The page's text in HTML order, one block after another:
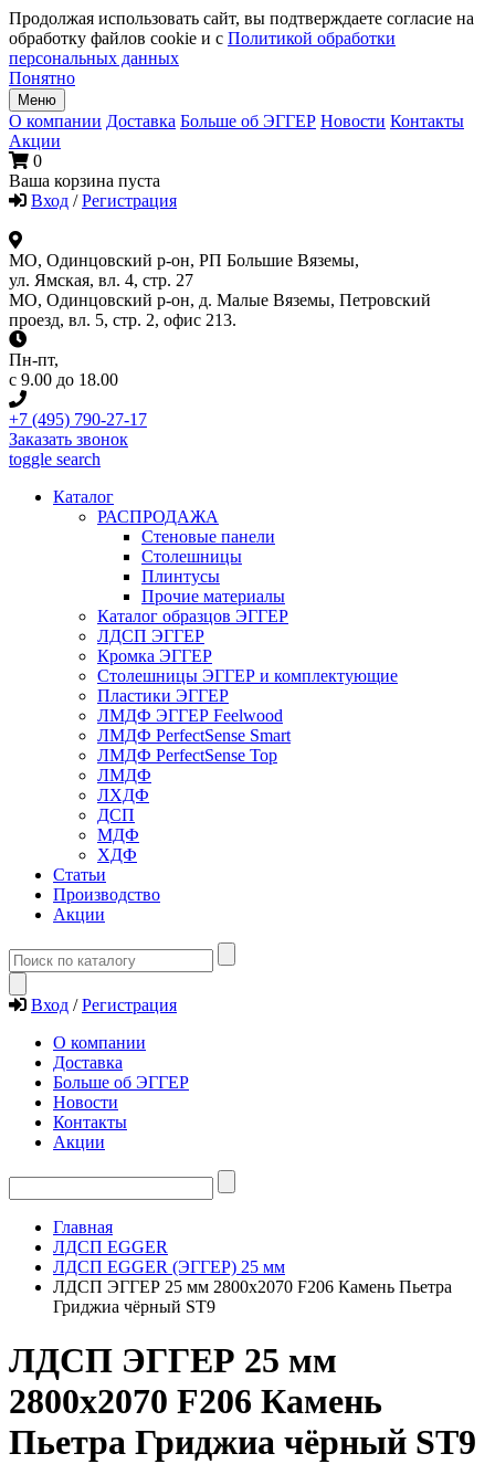
Продолжая использовать сайт, вы подтверждаете согласие на
обработку файлов cookie и с Политикой обработки
персональных данных
Понятно
Меню
О компании Доставка Больше об ЭГГЕР Новости Контакты
Акции
0
Ваша корзина пуста
Вход / Регистрация
МО, Одинцовский р-он, РП Большие Вяземы,
ул. Ямская, вл. 4, стр. 27
МО, Одинцовский р-он, д. Малые Вяземы, Петровский
проезд, вл. 5, стр. 2, офис 213.
Пн-пт,
с 9.00 до 18.00
+7 (495) 790-27-17
Заказать звонок
toggle search
Каталог
РАСПРОДАЖА
Стеновые панели
Столешницы
Плинтусы
Прочие материалы
Каталог образцов ЭГГЕР
ЛДСП ЭГГЕР
Кромка ЭГГЕР
Столешницы ЭГГЕР и комплектующие
Пластики ЭГГЕР
ЛМДФ ЭГГЕР Feelwood
ЛМДФ PerfectSense Smart
ЛМДФ PerfectSense Top
ЛМДФ
ЛХДФ
ДСП
МДФ
ХДФ
Статьи
Производство
Акции
Вход / Регистрация
О компании
Доставка
Больше об ЭГГЕР
Новости
Контакты
Акции
Главная
ЛДСП EGGER
ЛДСП EGGER (ЭГГЕР) 25 мм
ЛДСП ЭГГЕР 25 мм 2800х2070 F206 Камень Пьетра
Гриджиа чёрный ST9
ЛДСП ЭГГЕР 25 мм
2800х2070 F206 Камень
Пьетра Гриджиа чёрный ST9